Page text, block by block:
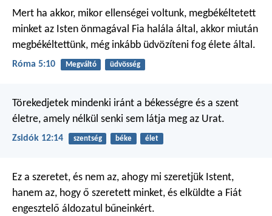
Mert ha akkor, mikor ellenségei voltunk, megbékéltetett
minket az Isten önmagával Fia halála által, akkor miután
megbékéltettünk, még inkább üdvözíteni fog élete által.
Róma 5:10 Megváltó üdvösség
Törekedjetek mindenki iránt a békességre és a szent
életre, amely nélkül senki sem látja meg az Urat.
Zsidók 12:14 szentség béke élet
Ez a szeretet, és nem az, ahogy mi szeretjük Istent,
hanem az, hogy ő szeretett minket, és elküldte a Fiát
engesztelő áldozatul bűneinkért.